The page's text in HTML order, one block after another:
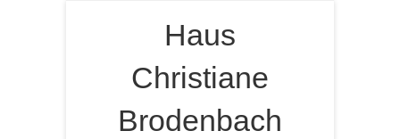
Haus
Christiane
Brodenbach